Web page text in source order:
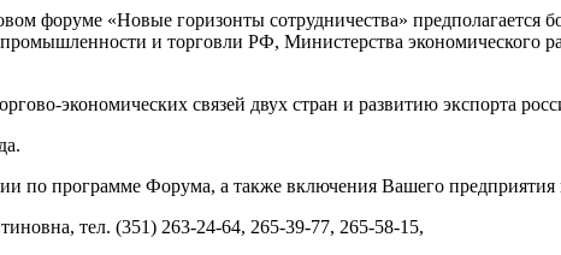
форуме «Новые горизонты сотрудничества» предполагается
и торговли РФ, Министерства экономического
экономических связей двух стран и развитию экспорта
по программе Форума, а также включения Вашего предприятия
тел. (351) 263-24-64, 265-39-77, 265-58-15,